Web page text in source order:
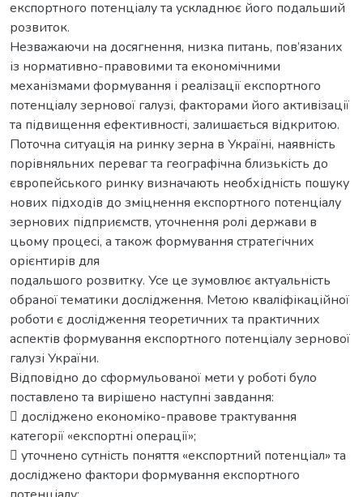
експортного потенціалу та ускладнює його подальший
розвиток.
Незважаючи на досягнення, низка питань, пов’язаних
із нормативно-правовими та економічними
механізмами формування і реалізації експортного
потенціалу зернової галузі, факторами його активізації
та підвищення ефективності, залишається відкритою.
Поточна ситуація на ринку зерна в Україні, наявність
порівняльних переваг та географічна близькість до
європейського ринку визначають необхідність пошуку
нових підходів до зміцнення експортного потенціалу
зернових підприємств, уточнення ролі держави в
цьому процесі, а також формування стратегічних
орієнтирів для
подальшого розвитку. Усе це зумовлює актуальність
обраної тематики дослідження. Метою кваліфікаційної
роботи є дослідження теоретичних та практичних
аспектів формування експортного потенціалу зернової
галузі України.
Відповідно до сформульованої мети у роботі було
поставлено та вирішено наступні завдання:
 досліджено економіко-правове трактування
категорії «експортні операції»;
 уточнено сутність поняття «експортний потенціал» та
досліджено фактори формування експортного